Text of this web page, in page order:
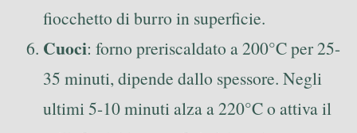
fiocchetto di burro in superficie.
Cuoci: forno preriscaldato a 200°C per 25-
35 minuti, dipende dallo spessore. Negli
ultimi 5-10 minuti alza a 220°C o attiva il